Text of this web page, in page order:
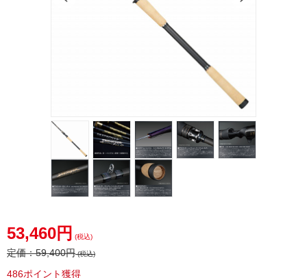
53,460円 (税込)
定価：59,400円(税込)
486ポイント獲得